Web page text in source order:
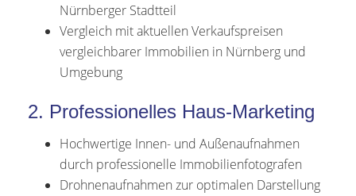
Nürnberger Stadtteil
Vergleich mit aktuellen Verkaufspreisen
vergleichbarer Immobilien in Nürnberg und
Umgebung
2. Professionelles Haus-Marketing
Hochwertige Innen- und Außenaufnahmen
durch professionelle Immobilienfotografen
Drohnenaufnahmen zur optimalen Darstellung